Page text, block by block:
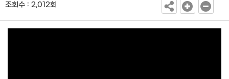
조회수 : 2,012회